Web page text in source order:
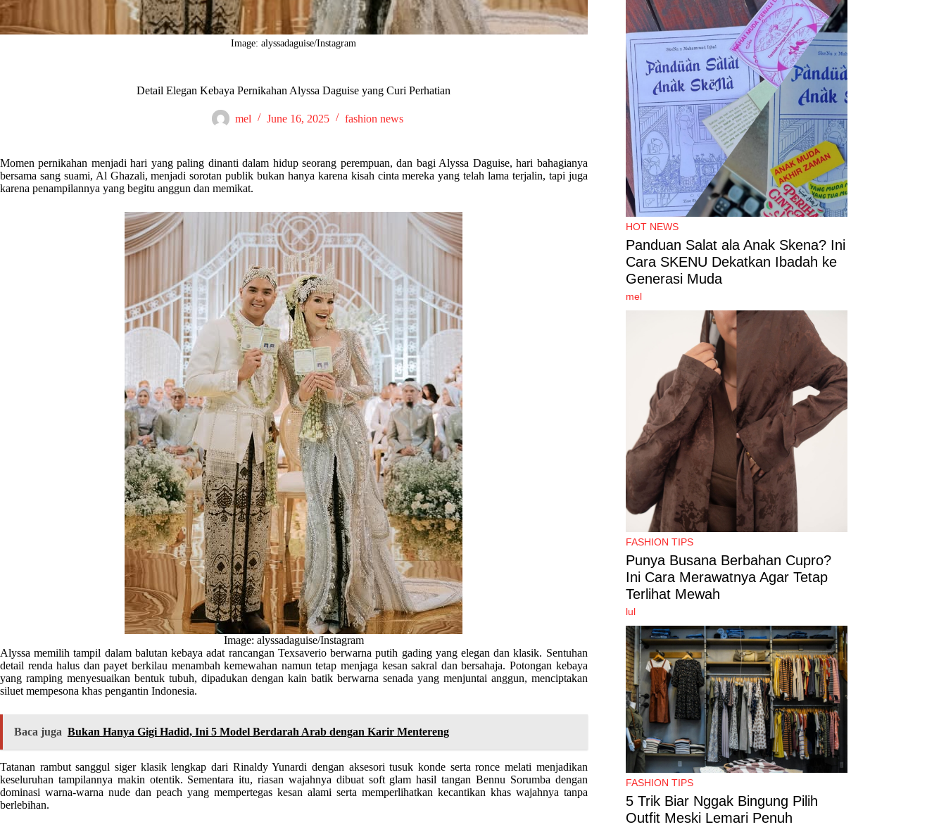
Image: alyssadaguise/Instagram
Detail Elegan Kebaya Pernikahan Alyssa Daguise yang Curi Perhatian
mel June 16, 2025 fashion news
Momen pernikahan menjadi hari yang paling dinanti dalam hidup seorang perempuan, dan bagi Alyssa Daguise, hari bahagianya
bersama sang suami, Al Ghazali, menjadi sorotan publik bukan hanya karena kisah cinta mereka yang telah lama terjalin, tapi juga
karena penampilannya yang begitu anggun dan memikat.
Image: alyssadaguise/Instagram
Alyssa memilih tampil dalam balutan kebaya adat rancangan Texsaverio berwarna putih gading yang elegan dan klasik. Sentuhan
detail renda halus dan payet berkilau menambah kemewahan namun tetap menjaga kesan sakral dan bersahaja. Potongan kebaya
yang ramping menyesuaikan bentuk tubuh, dipadukan dengan kain batik berwarna senada yang menjuntai anggun, menciptakan
siluet mempesona khas pengantin Indonesia.
Baca juga Bukan Hanya Gigi Hadid, Ini 5 Model Berdarah Arab dengan Karir Mentereng
Tatanan rambut sanggul siger klasik lengkap dari Rinaldy Yunardi dengan aksesori tusuk konde serta ronce melati menjadikan
keseluruhan tampilannya makin otentik. Sementara itu, riasan wajahnya dibuat soft glam hasil tangan Bennu Sorumba dengan
dominasi warna-warna nude dan peach yang mempertegas kesan alami serta memperlihatkan kecantikan khas wajahnya tanpa
berlebihan.
HOT NEWS
Panduan Salat ala Anak Skena? Ini
Cara SKENU Dekatkan Ibadah ke
Generasi Muda
mel
FASHION TIPS
Punya Busana Berbahan Cupro?
Ini Cara Merawatnya Agar Tetap
Terlihat Mewah
lul
FASHION TIPS
5 Trik Biar Nggak Bingung Pilih
Outfit Meski Lemari Penuh